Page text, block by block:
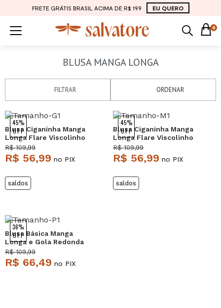
FRETE GRÁTIS BRASIL ACIMA DE R$ 199 EU QUERO
0
BLUSA MANGA LONGA
FILTRAR ORDENAR
45%
OFF
Blusa Ciganinha Manga
Longa Flare Viscolinho
Preto Salvatore
R$ 109,99
R$ 56,99 no PIX
saldos
45%
OFF
Blusa Ciganinha Manga
Longa Flare Viscolinho
Vinho Salvatore
R$ 109,99
R$ 56,99 no PIX
saldos
36%
OFF
Blusa Básica Manga
Longa e Gola Redonda
Malha Vinho Salvatore
R$ 109,99
R$ 66,49 no PIX